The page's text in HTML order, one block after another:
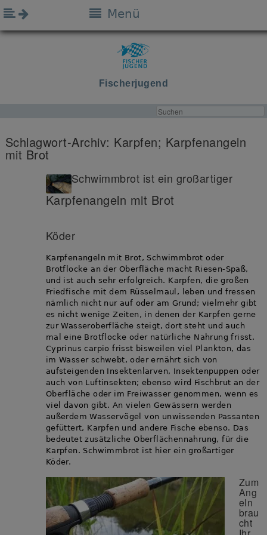
Fischerjugend
Menü
Schlagwort-Archiv: Karpfen; Karpfenangeln
mit Brot
Karpfenangeln mit Brot
Schwimmbrot ist ein großartiger
Köder
Karpfenangeln mit Brot, Schwimmbrot oder
Brotflocke an der Oberfläche macht Riesen-Spaß,
und ist auch sehr erfolgreich. Karpfen, die großen
Friedfische mit dem Rüsselmaul, leben und fressen
nämlich nicht nur auf oder am Grund; vielmehr gibt
es nicht wenige Zeiten, in denen der Karpfen gerne
zur Wasseroberfläche steigt, dort steht und auch
mal eine Brotflocke oder natürliche Nahrung frisst.
Cyprinus carpio frisst bisweilen viel Plankton, das
im Wasser schwebt, oder ernährt sich von
aufsteigenden Insektenlarven, Insektenpuppen oder
auch von Luftinsekten; ebenso wird Fischbrut an der
Oberfläche oder im Freiwasser genommen, wenn es
viel davon gibt. An vielen Gewässern werden
außerdem Wasservögel von unwissenden Passanten
gefüttert, Karpfen und andere Fische ebenso. Das
bedeutet zusätzliche Oberflächennahrung, für die
Karpfen. Schwimmbrot ist hier ein großartiger
Köder.
Zum
Ang
eln
brau
cht